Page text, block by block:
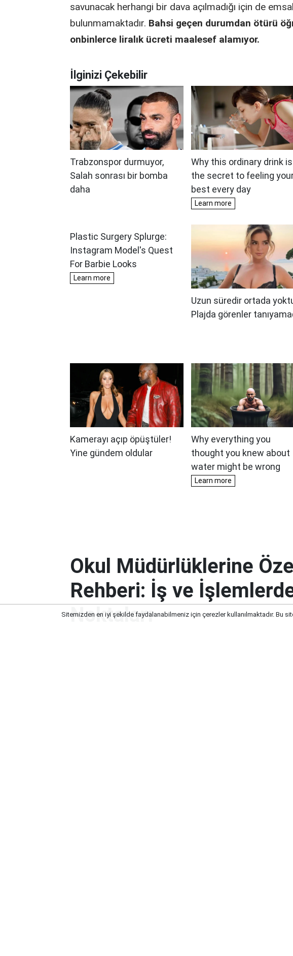
savunacak herhangi bir dava açılmadığı için de
bulunmamaktadır. Bahsi geçen durumdan ötürü
onbinlerce liralık ücreti maalesef alamıyor.
Okul Müdürlüklerine
Rehberi: İş ve
Noktaları
Sitemizden en iyi şekilde faydalanabilmeniz için çerezler kullanılmaktadır. Bu